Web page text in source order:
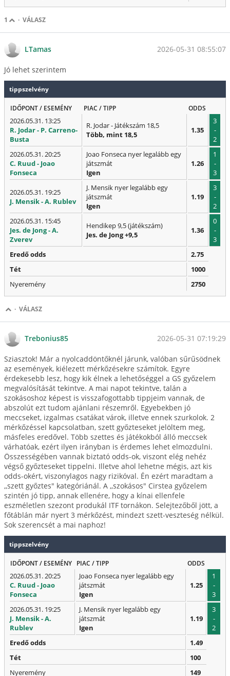
1 · VÁLASZ
LTamas 2026-05-31 08:55:07
Jó lehet szerintem
tippszelvény
IDŐPONT / ESEMÉNY PIAC / TIPP ODDS
2026.05.31. 13:25
R. Jodar - P. Carreno-
Busta
R. Jodar - Játékszám 18,5
Több, mint 18,5
1.35
3
-
2
2026.05.31. 20:25
C. Ruud - Joao
Fonseca
Joao Fonseca nyer legalább egy
játszmát
Igen
1.26
1
-
3
2026.05.31. 19:25
J. Mensik - A. Rublev
J. Mensik nyer legalább egy
játszmát
Igen
1.19
3
-
2
2026.05.31. 15:45
Jes. de Jong - A.
Zverev
Hendikep 9,5 (játékszám)
Jes. de Jong +9,5
1.36
0
-
3
Eredő odds
2.75
Tét
1000
Nyeremény
2750
· VÁLASZ
Trebonius85 2026-05-31 07:19:29
Sziasztok! Már a nyolcaddöntőknél járunk, valóban sűrűsödnek
az események, kiélezett mérkőzésekre számítok. Egyre
érdekesebb lesz, hogy kik élnek a lehetőséggel a GS győzelem
megvalósítását tekintve. A mai napot tekintve, talán a
szokásoshoz képest is visszafogottabb tippjeim vannak, de
abszolút ezt tudom ajánlani részemről. Egyebekben jó
meccseket, izgalmas csatákat várok, illetve ennek szurkolok. 2
mérkőzéssel kapcsolatban, szett győzteseket jelöltem meg,
másfeles eredővel. Több szettes és játékokból álló meccsek
várhatóak, ezért ilyen irányban is érdemes lehet elmozdulni.
Összességében vannak biztató odds-ok, viszont elég nehéz
végső győzteseket tippelni. Illetve ahol lehetne mégis, azt kis
odds-okért, viszonylagos nagy rizikóval. Én ezért maradtam a
,,szett győztes" kategóriánál. A ,,szokásos" Cirstea győzelem
szintén jó tipp, annak ellenére, hogy a kínai ellenfele
eszméletlen szezont produkál ITF tornákon. Selejtezőből jött, a
főtáblán már nyert 3 mérkőzést, mindezt szett-veszteség nélkül.
Sok szerencsét a mai naphoz!
tippszelvény
IDŐPONT / ESEMÉNY PIAC / TIPP ODDS
2026.05.31. 20:25
C. Ruud - Joao
Fonseca
Joao Fonseca nyer legalább egy
játszmát
Igen
1.25
1
-
3
2026.05.31. 19:25
J. Mensik - A.
Rublev
J. Mensik nyer legalább egy
játszmát
Igen
1.19
3
-
2
Eredő odds
1.49
Tét
100
Nyeremény
149